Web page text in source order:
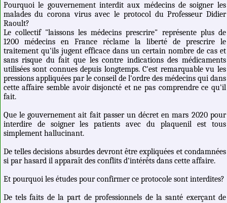
Pourquoi le gouvernement interdit aux médecins de soigner les
malades du corona virus avec le protocol du Professeur Didier
Raoult?
Le collectif "laissons les médecins prescrire" représente plus de
1200 médecins en France réclame la liberté de prescrire le
traitement qu'ils jugent efficace dans un certain nombre de cas et
sans risque du fait que les contre indications des médicaments
utilisées sont connues depuis longtemps. C'est remarquable vu les
pressions appliquées par le conseil de l'ordre des médecins qui dans
cette affaire semble avoir disjoncté et ne pas comprendre ce qu'il
fait.
Que le gouvernement ait fait passer un décret en mars 2020 pour
interdire de soigner les patients avec du plaquenil est tous
simplement hallucinant.
De telles decisions absurdes devront être expliquées et condamnées
si par hasard il apparaît des conflits d'intérêts dans cette affaire.
Et pourquoi les études pour confirmer ce protocole sont interdites?
De tels faits de la part de professionnels de la santé exerçant de